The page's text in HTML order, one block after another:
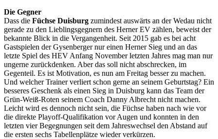
Die Gegner
Dass die Füchse Duisburg zumindest auswärts an der Wedau nicht
gerade zu den Lieblingsgegnern des Herner EV zählen, beweist der
bekannte Blick in die Vergangenheit. Seit 2015 gab es bei acht
Gastspielen der Gysenberger nur einen Herner Sieg und an das
letzte Spiel des HEV Anfang November letzten Jahres mag man nur
ungerne zurückdenken. Aber das soll nicht abschrecken, im
Gegenteil. Es ist Motivation, es nun am Freitag besser zu machen.
Und welcher Trainer verliert schon gerne an seinem Geburtstag? Ein
besseres Geschenk als einen Sieg in Duisburg kann das Team der
Grün-Weiß-Roten seinem Coach Danny Albrecht nicht machen.
Leicht wird es dennoch nicht sein, die Füchse haben nach wie vor
die direkte Playoff-Qualifikation vor Augen und konnten in den
letzten vier Begegnungen seit dem Jahreswechsel den Abstand auf
die ersten sechs Tabellenplätze wieder verkürzen.